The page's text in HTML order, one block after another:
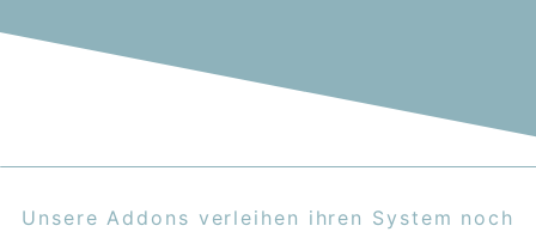
Unsere Addons verleihen ihren System noch